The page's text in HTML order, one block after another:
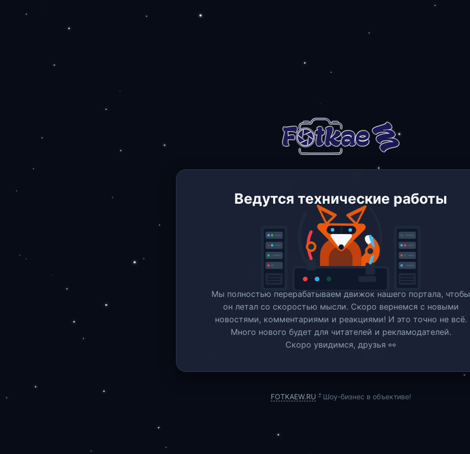
Ведутся технические работы
Мы полностью перерабатываем движок нашего портала, чтобы
он летал со скоростью мысли. Скоро вернемся c новыми
новостями, комментариями и реакциями! И это точно не всё.
Много нового будет для читателей и рекламодателей.
Скоро увидимся, друзья 👀
FOTKAEW.RU - Шоу-бизнес в объективе!